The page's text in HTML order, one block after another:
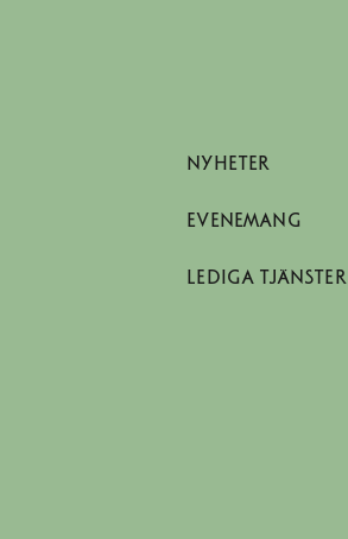
NYHETER
EVENEMANG
LEDIGA TJÄNSTER